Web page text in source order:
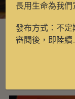
長用生命為我們
發布方式：不定
審閱後，即陸續